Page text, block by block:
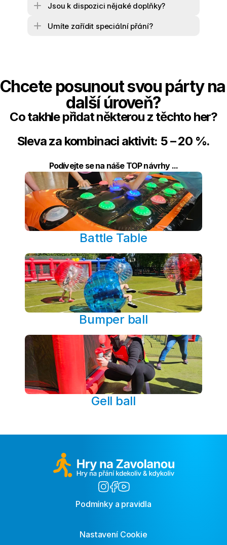
Jsou k dispozici nějaké doplňky?
Umíte zařídit speciální přání?
Chcete posunout svou párty na
další úroveň?
Co takhle přidat některou z těchto her?
Sleva za kombinaci aktivit: 5 – 20 %.
Podívejte se na náše TOP návrhy ...
Battle Table
Bumper ball
Gell ball
Podmínky a pravidla
Nastavení Cookie